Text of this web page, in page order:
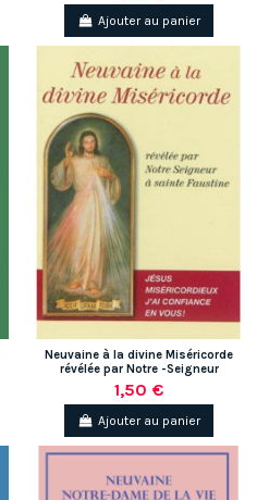
Ajouter au panier
Neuvaine à la divine Miséricorde
révélée par Notre -Seigneur
1,50 €
Ajouter au panier